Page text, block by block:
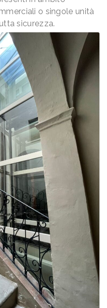
o singole unità
sicurezza.